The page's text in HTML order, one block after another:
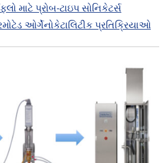
માટે પ્રોબ-ટાઇપ સોનિકેટર્સ
ઓર્ગેનોકેટાલિટીક પ્રતિક્રિયાઓ